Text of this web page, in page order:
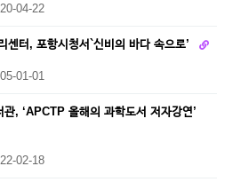
04-22
센터, 포항시청서`신비의 바다 속으로’
01-01
, ‘APCTP 올해의 과학도서 저자강연’
02-18